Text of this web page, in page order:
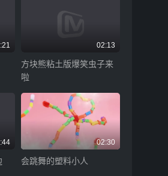
02:13
方块熊粘土版爆笑虫子来
啦
02:30
会跳舞的塑料小人